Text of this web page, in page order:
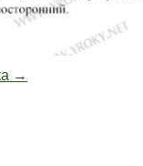
→